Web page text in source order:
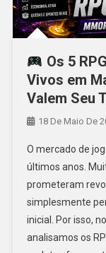
Os 5
Vivos em
Valem Seu
18 De Maio De
O mercado de
últimos anos.
prometeram
simplesmente
inicial. Por isso,
analisamos os